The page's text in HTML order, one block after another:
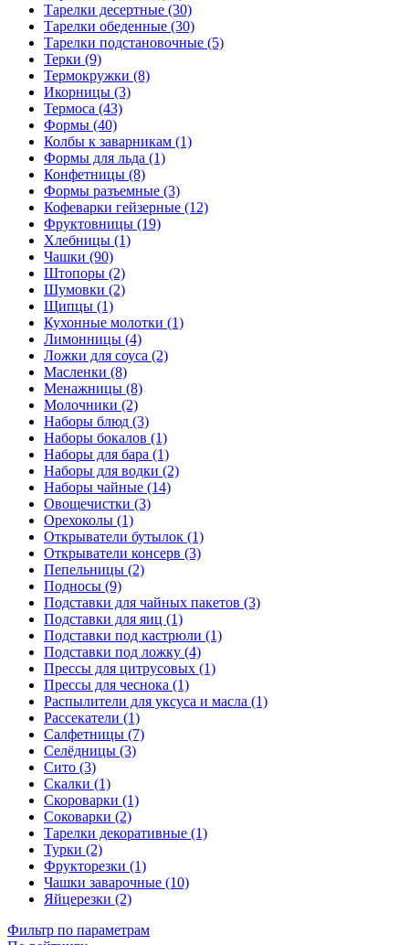
Тарелки десертные (30)
Тарелки обеденные (30)
Тарелки подстановочные (5)
Терки (9)
Термокружки (8)
Икорницы (3)
Термоса (43)
Формы (40)
Колбы к заварникам (1)
Формы для льда (1)
Конфетницы (8)
Формы разъемные (3)
Кофеварки гейзерные (12)
Фруктовницы (19)
Хлебницы (1)
Чашки (90)
Штопоры (2)
Шумовки (2)
Щипцы (1)
Кухонные молотки (1)
Лимонницы (4)
Ложки для соуса (2)
Масленки (8)
Менажницы (8)
Молочники (2)
Наборы блюд (3)
Наборы бокалов (1)
Наборы для бара (1)
Наборы для водки (2)
Наборы чайные (14)
Овощечистки (3)
Орехоколы (1)
Открыватели бутылок (1)
Открыватели консерв (3)
Пепельницы (2)
Подносы (9)
Подставки для чайных пакетов (3)
Подставки для яиц (1)
Подставки под кастрюли (1)
Подставки под ложку (4)
Прессы для цитрусовых (1)
Прессы для чеснока (1)
Распылители для уксуса и масла (1)
Рассекатели (1)
Салфетницы (7)
Селёдницы (3)
Сито (3)
Скалки (1)
Скороварки (1)
Соковарки (2)
Тарелки декоративные (1)
Турки (2)
Фрукторезки (1)
Чашки заварочные (10)
Яйцерезки (2)
Фильтр по параметрам